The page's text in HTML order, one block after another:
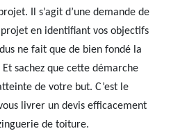
Il s’agit d’une demande de
en identifiant vos objectifs
ne fait que de bien fondé la
sachez que cette démarche
de votre but. C’est le
livrer un devis efficacement
de toiture.